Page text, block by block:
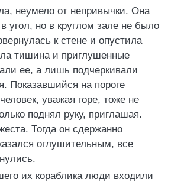
неумело от непривычки. Она
угол, но в круглом зале не было
к стене и опустила
тишина и приглушенные
ее, а лишь подчеркивали
Показавшийся на пороге
уважая горе, тоже не
поднял руку, приглашая.
Тогда он сдержанно
оглушительным, все
их кораблика люди входили